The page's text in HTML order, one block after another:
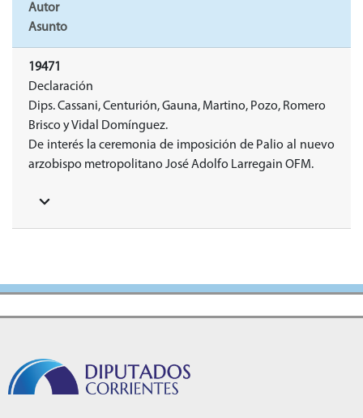
Autor
Asunto
19471
Declaración
Dips. Cassani, Centurión, Gauna, Martino, Pozo, Romero
Brisco y Vidal Domínguez.
De interés la ceremonia de imposición de Palio al nuevo
arzobispo metropolitano José Adolfo Larregain OFM.